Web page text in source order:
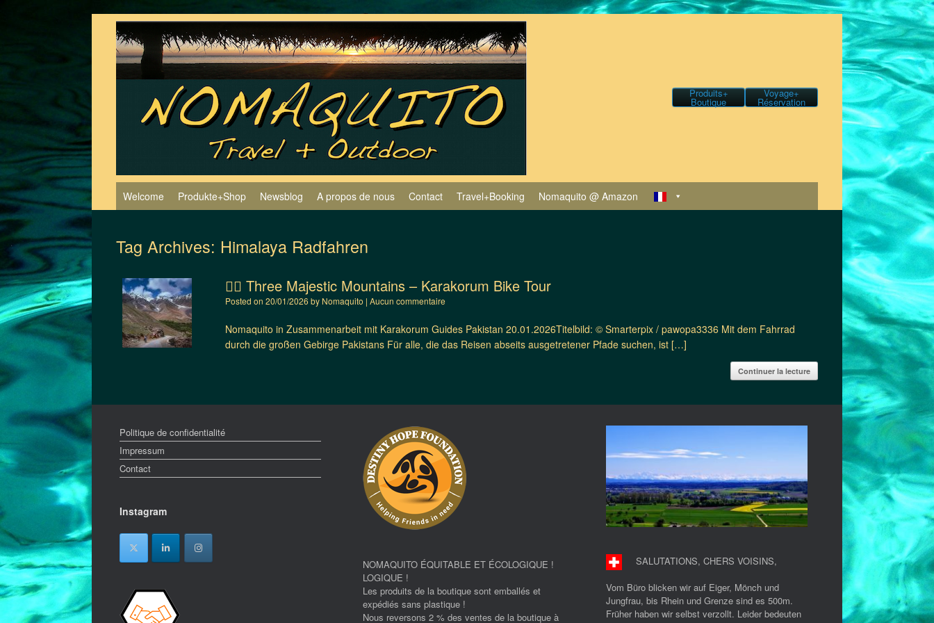
content
Produits+
Boutique
Voyage+
Réservation
Welcome Produkte+Shop Newsblog A propos de nous Contact Travel+Booking Nomaquito @ Amazon
Tag Archives: Himalaya Radfahren
🚴‍♂️ Three Majestic Mountains – Karakorum Bike Tour
Posted on20/01/2026 by Nomaquito |Aucun commentaire
Nomaquito in Zusammenarbeit mit Karakorum Guides Pakistan 20.01.2026Titelbild: © Smarterpix / pawopa3336 Mit dem Fahrrad
durch die großen Gebirge Pakistans Für alle, die das Reisen abseits ausgetretener Pfade suchen, ist […]
Continuer la lecture
Politique de confidentialité
Impressum
Contact
Instagram
NOMAQUITO ÉQUITABLE ET ÉCOLOGIQUE !
LOGIQUE !
Les produits de la boutique sont emballés et
expédiés sans plastique !
Nous reversons 2 % des ventes de la boutique à
SALUTATIONS, CHERS VOISINS,
Vom Büro blicken wir auf Eiger, Mönch und
Jungfrau, bis Rhein und Grenze sind es 500m.
Früher haben wir selbst verzollt. Leider bedeuten